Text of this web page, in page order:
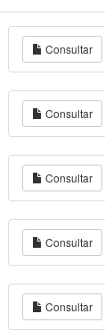
Consultar
Consultar
Consultar
Consultar
Consultar